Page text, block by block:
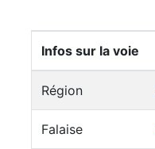
Infos sur la voie
Région
Falaise